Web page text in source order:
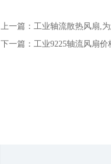
上一篇： 工业轴流散热风扇,
下一篇： 工业9225轴流风扇